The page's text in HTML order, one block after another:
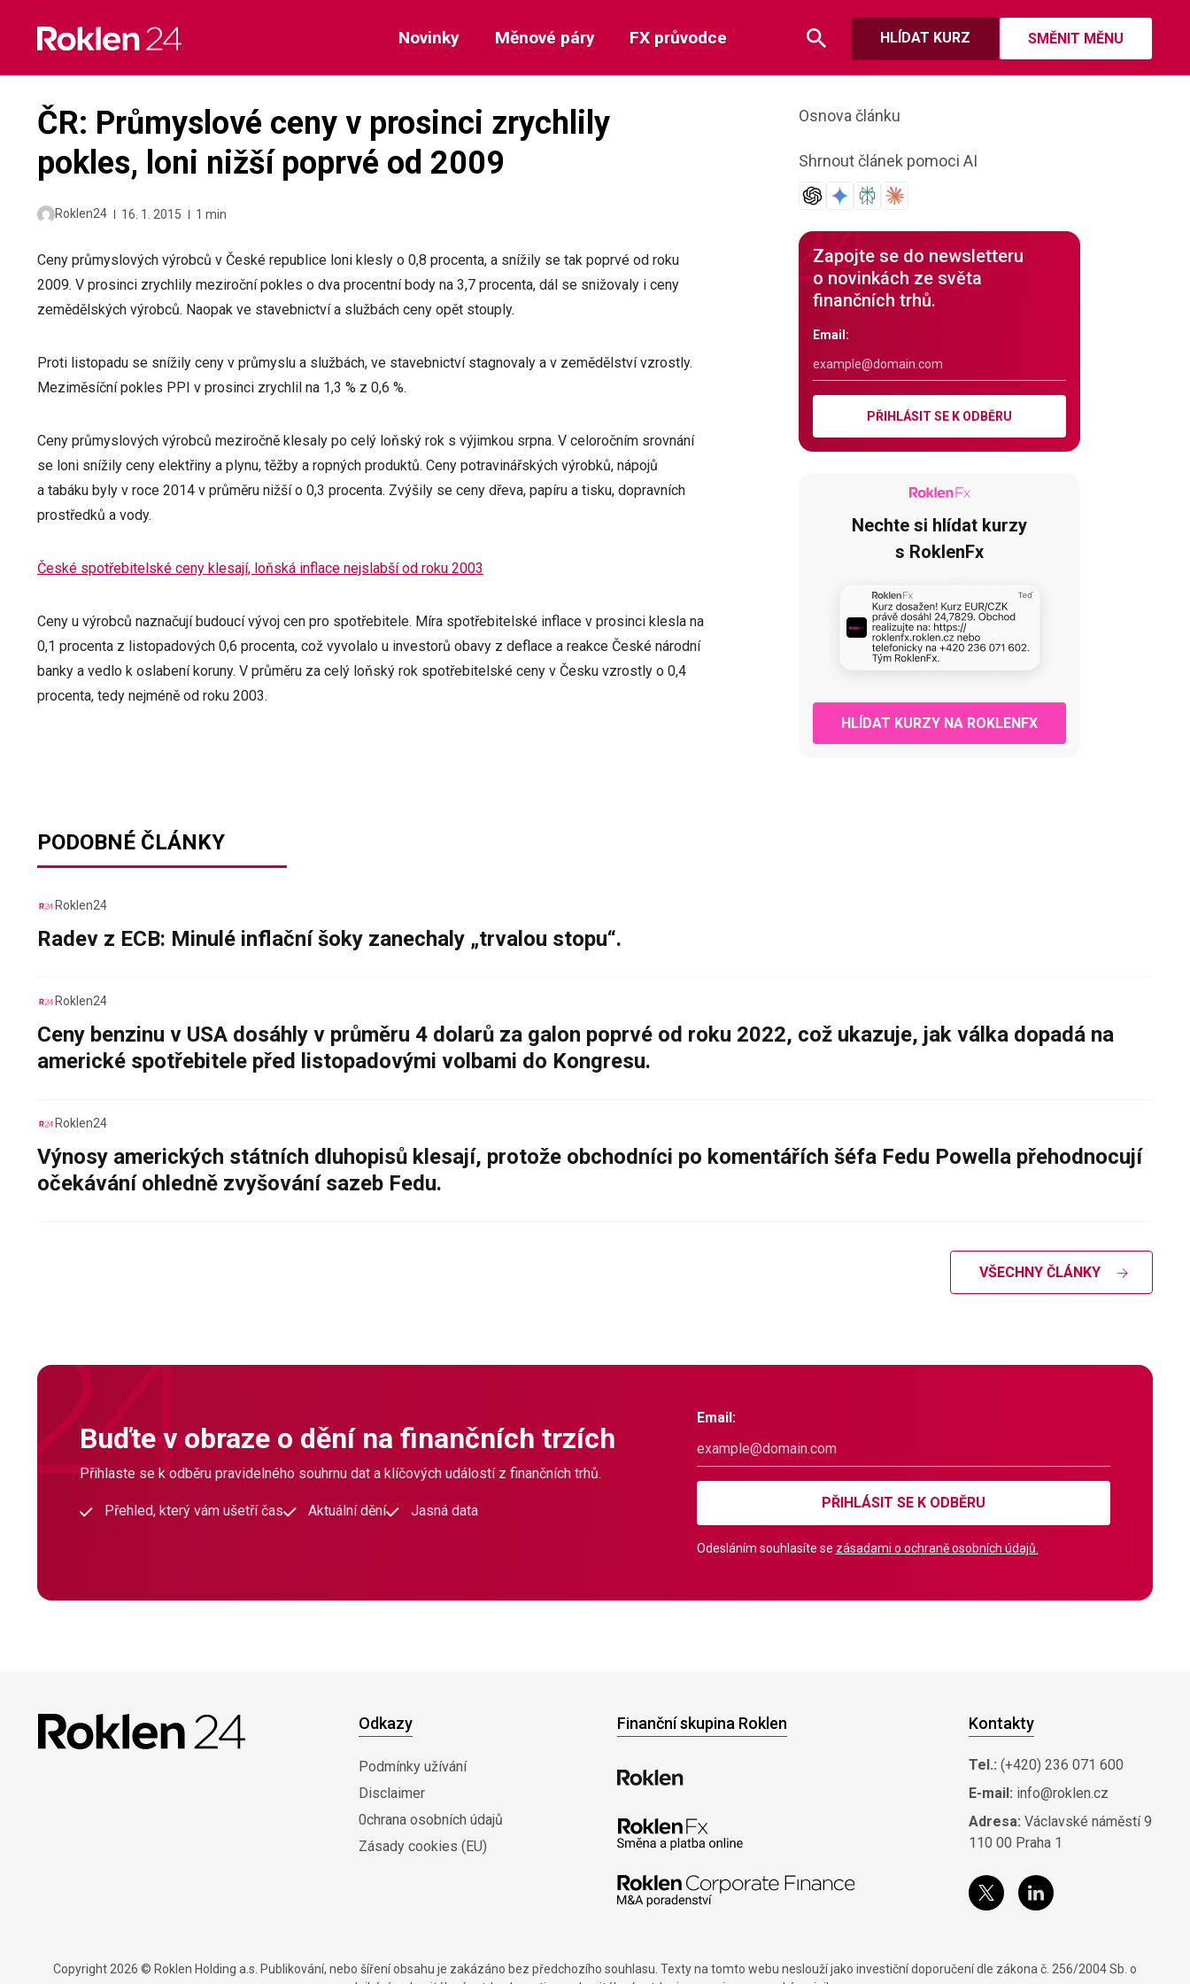
content
HLÍDAT KURZ SMĚNIT MĚNU
Novinky Měnové páry FX průvodce
ČR: Průmyslové ceny v prosinci zrychlily
pokles, loni nižší poprvé od 2009
Roklen24 16. 1. 2015 1 min
Ceny průmyslových výrobců v České republice loni klesly o 0,8 procenta, a snížily se tak poprvé od roku
2009. V prosinci zrychlily meziroční pokles o dva procentní body na 3,7 procenta, dál se snižovaly i ceny
zemědělských výrobců. Naopak ve stavebnictví a službách ceny opět stouply.
Proti listopadu se snížily ceny v průmyslu a službách, ve stavebnictví stagnovaly a v zemědělství vzrostly.
Meziměsíční pokles PPI v prosinci zrychlil na 1,3 % z 0,6 %.
Ceny průmyslových výrobců meziročně klesaly po celý loňský rok s výjimkou srpna. V celoročním srovnání
se loni snížily ceny elektřiny a plynu, těžby a ropných produktů. Ceny potravinářských výrobků, nápojů
a tabáku byly v roce 2014 v průměru nižší o 0,3 procenta. Zvýšily se ceny dřeva, papíru a tisku, dopravních
prostředků a vody.
České spotřebitelské ceny klesají, loňská inflace nejslabší od roku 2003
Ceny u výrobců naznačují budoucí vývoj cen pro spotřebitele. Míra spotřebitelské inflace v prosinci klesla na
0,1 procenta z listopadových 0,6 procenta, což vyvolalo u investorů obavy z deflace a reakce České národní
banky a vedlo k oslabení koruny. V průměru za celý loňský rok spotřebitelské ceny v Česku vzrostly o 0,4
procenta, tedy nejméně od roku 2003.
Osnova článku
Shrnout článek pomoci AI
Zapojte se do newsletteru
o novinkách ze světa
finančních trhů.
Email:
PŘIHLÁSIT SE K ODBĚRU
Nechte si hlídat kurzy
s RoklenFx
HLÍDAT KURZY NA ROKLENFX
PODOBNÉ ČLÁNKY
Roklen24
Radev z ECB: Minulé inflační šoky zanechaly „trvalou stopu“.
Roklen24
Ceny benzinu v USA dosáhly v průměru 4 dolarů za galon poprvé od roku 2022, což ukazuje, jak válka dopadá na
americké spotřebitele před listopadovými volbami do Kongresu.
Roklen24
Výnosy amerických státních dluhopisů klesají, protože obchodníci po komentářích šéfa Fedu Powella přehodnocují
očekávání ohledně zvyšování sazeb Fedu.
VŠECHNY ČLÁNKY
Buďte v obraze o dění na finančních trzích
Přihlaste se k odběru pravidelného souhrnu dat a klíčových událostí z finančních trhů.
Přehled, který vám ušetří čas Aktuální dění Jasná data
Email:
PŘIHLÁSIT SE K ODBĚRU
Odesláním souhlasíte se zásadami o ochraně osobních údajů.
Odkazy
Podmínky užívání
Disclaimer
0chrana osobních údajů
Zásady cookies (EU)
Finanční skupina Roklen Kontakty
Tel.: (+420) 236 071 600
E-mail: info@roklen.cz
Adresa: Václavské náměstí 9
110 00 Praha 1
Copyright 2026 © Roklen Holding a.s. Publikování, nebo šíření obsahu je zakázáno bez předchozího souhlasu. Texty na tomto webu neslouží jako investiční doporučení dle zákona č. 256/2004 Sb. o